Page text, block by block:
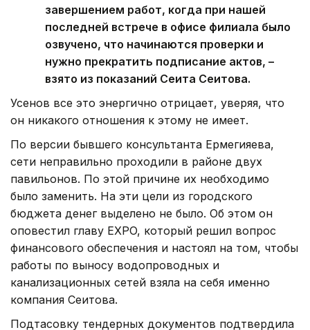
завершением работ, когда при нашей
последней встрече в офисе филиала было
озвучено, что начинаются проверки и
нужно прекратить подписание актов, –
взято из показаний Сеита Сеитова.
Усенов все это энергично отрицает, уверяя, что
он никакого отношения к этому не имеет.
По версии бывшего консультанта Ермегияева,
сети неправильно проходили в районе двух
павильонов. По этой причине их необходимо
было заменить. На эти цели из городского
бюджета денег выделено не было. Об этом он
оповестил главу EXPO, который решил вопрос
финансового обеспечения и настоял на том, чтобы
работы по выносу водопроводных и
канализационных сетей взяла на себя именно
компания Сеитова.
Подтасовку тендерных документов подтвердила